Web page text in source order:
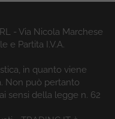
- Via Nicola Marchese
e Partita I.V.A.
in quanto viene
Non può pertanto
sensi della legge n. 62